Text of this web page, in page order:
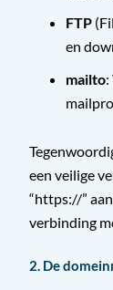
FTP
en
mailto
een veilige
“https://”
verbinding
2. De